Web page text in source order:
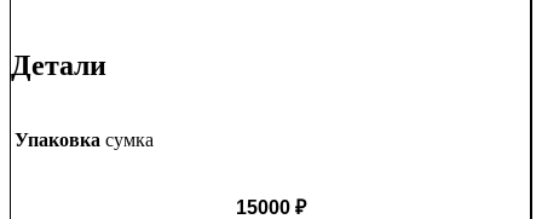
Детали
Упаковка сумка
15000 ₽